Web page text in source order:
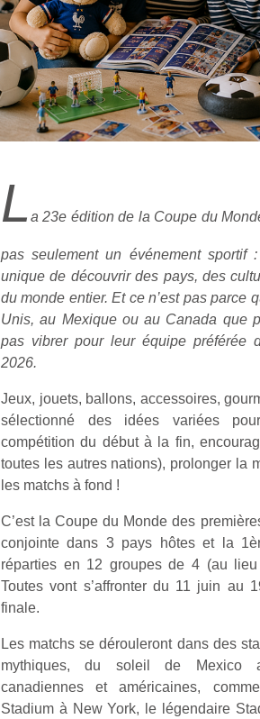
L a 23e édition de la Coupe du
pas seulement un événement sportif
unique de découvrir des pays, des
du monde entier. Et ce n’est pas parce
Unis, au Mexique ou au Canada que
pas vibrer pour leur équipe préférée
2026.
Jeux, jouets, ballons, accessoires,
sélectionné des idées variées
compétition du début à la fin,
toutes les autres nations), prolonger la
les matchs à fond !
C’est la Coupe du Monde des
conjointe dans 3 pays hôtes et la
réparties en 12 groupes de 4 (au
Toutes vont s’affronter du 11 juin au
finale.
Les matchs se dérouleront dans des
mythiques, du soleil de Mexico
canadiennes et américaines,
Stadium à New York, le légendaire